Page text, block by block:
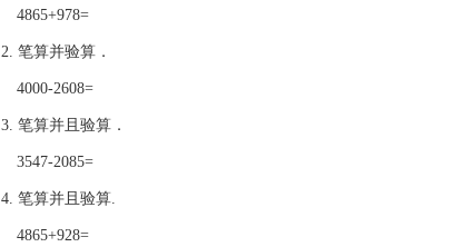
4865+978=
2. 笔算并验算．
4000-2608=
3. 笔算并且验算．
3547-2085=
4. 笔算并且验算.
4865+928=